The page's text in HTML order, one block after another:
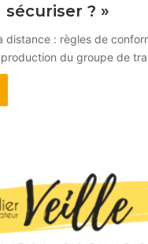
? »
distance : règles de
du groupe de